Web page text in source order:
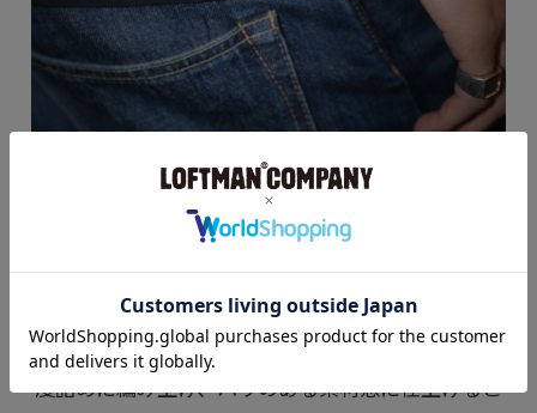
AUBERGEよりポロシャツを本日はご紹介。
アメリカンシーアイランドコットンを使用したこち
ら。
度詰めに編み上げ、ハリのある素材感に仕上げるこ